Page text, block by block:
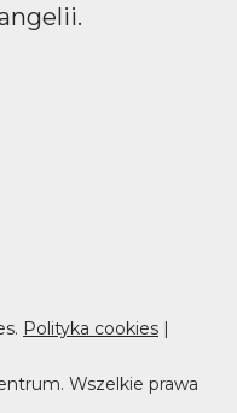
Polityka cookies |
Wszelkie prawa